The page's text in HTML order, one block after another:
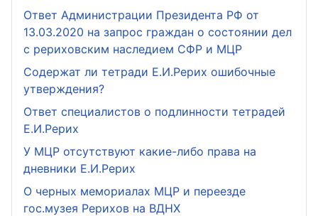
Ответ Администрации Президента РФ от
13.03.2020 на запрос граждан о состоянии дел
с рериховским наследием СФР и МЦР
Содержат ли тетради Е.И.Рерих ошибочные
утверждения?
Ответ специалистов о подлинности тетрадей
Е.И.Рерих
У МЦР отсутствуют какие-либо права на
дневники Е.И.Рерих
О черных мемориалах МЦР и переезде
гос.музея Рерихов на ВДНХ